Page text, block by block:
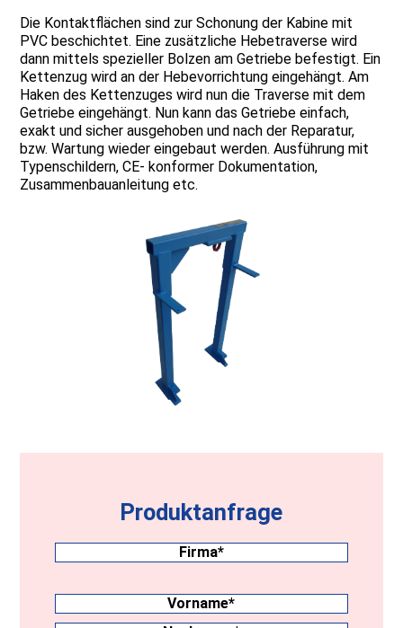
Die Kontaktflächen sind zur Schonung der Kabine mit
PVC beschichtet. Eine zusätzliche Hebetraverse wird
dann mittels spezieller Bolzen am Getriebe befestigt. Ein
Kettenzug wird an der Hebevorrichtung eingehängt. Am
Haken des Kettenzuges wird nun die Traverse mit dem
Getriebe eingehängt. Nun kann das Getriebe einfach,
exakt und sicher ausgehoben und nach der Reparatur,
bzw. Wartung wieder eingebaut werden. Ausführung mit
Typenschildern, CE- konformer Dokumentation,
Zusammenbauanleitung etc.
Produktanfrage
Firma(erforderlich)
Nachname(erforderlich)
Vorname